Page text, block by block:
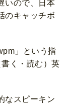
いので、日本
のキャッチボ
」という指
く・読む）英
なスピーキン